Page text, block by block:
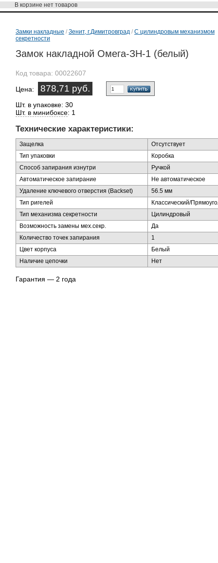
В корзине нет товаров
Замки накладные / Зенит, г.Димитровград / С цилиндровым механизмом
секретности
Замок накладной Омега-ЗН-1 (белый)
Код товара: 00022607
Цена: 878,71 руб.
Шт. в упаковке: 30
Шт. в минибоксе: 1
Технические характеристики:
Защелка
Отсутствует
Тип упаковки
Коробка
Способ запирания изнутри
Ручкой
Автоматическое запирание
Не автоматическое
Удаление ключевого отверстия (Backset)
56.5 мм
Тип ригелей
Классический/
Тип механизма секретности
Цилиндровый
Возможность замены мех.секр.
Да
Количество точек запирания
1
Цвет корпуса
Белый
Наличие цепочки
Нет
Гарантия — 2 года